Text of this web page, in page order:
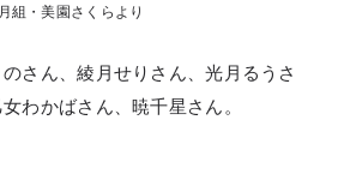
組・美園さくらより
さん、綾月せりさん、光月るうさ
わかばさん、暁千星さん。